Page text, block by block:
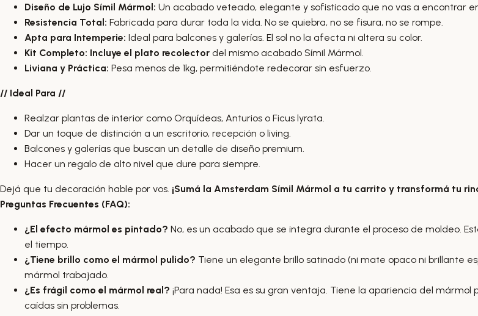
Diseño de Lujo Símil Mármol: Un acabado veteado, elegante y sofisticado que no vas a encontrar
Resistencia Total: Fabricada para durar toda la vida. No se quiebra, no se fisura, no se rompe.
Apta para Intemperie: Ideal para balcones y galerías. El sol no la afecta ni altera su color.
Kit Completo: Incluye el plato recolector del mismo acabado Símil Mármol.
Liviana y Práctica: Pesa menos de 1kg, permitiéndote redecorar sin esfuerzo.
// Ideal Para //
Realzar plantas de interior como Orquídeas, Anturios o Ficus lyrata.
Dar un toque de distinción a un escritorio, recepción o living.
Balcones y galerías que buscan un detalle de diseño premium.
Hacer un regalo de alto nivel que dure para siempre.
Dejá que tu decoración hable por vos. ¡Sumá la Amsterdam Símil Mármol a tu carrito y transformá tu
Preguntas Frecuentes (FAQ):
¿El efecto mármol es pintado? No, es un acabado que se integra durante el proceso de moldeo.
el tiempo.
¿Tiene brillo como el mármol pulido? Tiene un elegante brillo satinado (ni mate opaco ni brillante
mármol trabajado.
¿Es frágil como el mármol real? ¡Para nada! Esa es su gran ventaja. Tiene la apariencia del
caídas sin problemas.